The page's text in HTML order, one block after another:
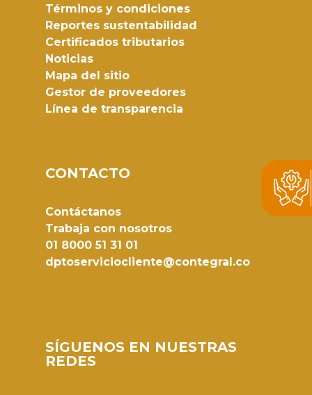
Términos y condiciones
Reportes sustentabilidad
Certificados tributarios
Noticias
Mapa del sitio
Gestor de proveedores
Línea de transparencia
CONTACTO
Contáctanos
Trabaja con nosotros
01 8000 51 31 01
dptoserviciocliente@contegral.co
SÍGUENOS EN NUESTRAS
REDES